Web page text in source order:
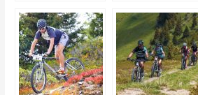
correctement et
en faisant du vélo